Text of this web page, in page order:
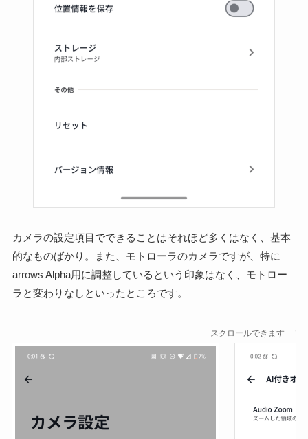
カメラの設定項目でできることはそれほど多くはなく、基本
的なものばかり。また、モトローラのカメラですが、特に
arrows Alpha用に調整しているという印象はなく、モトロー
ラと変わりなしといったところです。
スクロールできます